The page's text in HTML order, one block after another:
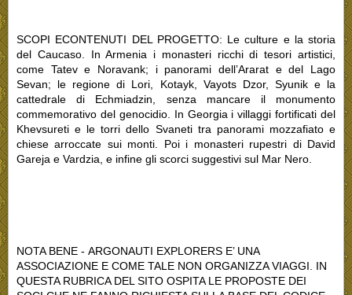
SCOPI ECONTENUTI DEL PROGETTO: Le culture e la storia
del Caucaso. In Armenia i monasteri ricchi di tesori artistici,
come Tatev e Noravank; i panorami dell’Ararat e del Lago
Sevan; le regione di Lori, Kotayk, Vayots Dzor, Syunik e la
cattedrale di Echmiadzin, senza mancare il monumento
commemorativo del genocidio. In Georgia i villaggi fortificati del
Khevsureti e le torri dello Svaneti tra panorami mozzafiato e
chiese arroccate sui monti. Poi i monasteri rupestri di David
Gareja e Vardzia, e infine gli scorci suggestivi sul Mar Nero.
NOTA BENE - ARGONAUTI EXPLORERS E’ UNA
ASSOCIAZIONE E COME TALE NON ORGANIZZA VIAGGI. IN
QUESTA RUBRICA DEL SITO OSPITA LE PROPOSTE DEI